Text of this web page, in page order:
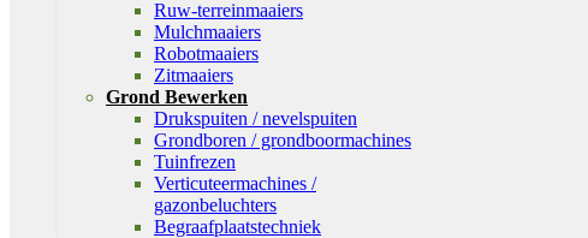
Ruw-terreinmaaiers
Mulchmaaiers
Robotmaaiers
Zitmaaiers
Grond Bewerken
Drukspuiten / nevelspuiten
Grondboren / grondboormachines
Tuinfrezen
Verticuteermachines /
gazonbeluchters
Begraafplaatstechniek